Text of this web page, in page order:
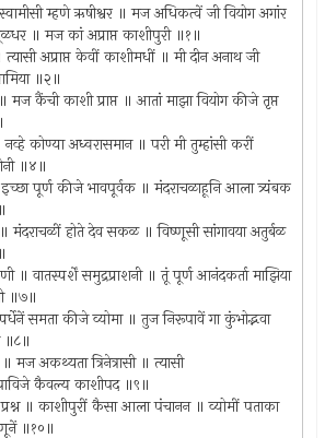
म्हणे ऋषीश्वर ॥ मज अधिकत्वें जी वियोग अगांर
॥ मज कां अप्राप्त काशीपुरी ॥१॥
त्यासी अप्राप्त केवीं काशीमधीं ॥ मी दीन अनाथ जी
॥२॥
कैंची काशी प्राप्त ॥ आतां माझा वियोग कीजे तृप्त
कोण्या अध्वरासमान ॥ परी मी तुम्हांसी करीं
॥४॥
पूर्ण कीजे भावपूर्वक ॥ मंदराचळाहूनि आला त्र्यंबक
॥ मंदराचळीं होते देव सकळ ॥ विष्णूसी सांगावया अतुर्बळ
॥ वातस्पर्शें समुद्रप्राशनी ॥ तूं पूर्ण आनंदकर्ता माझिया
॥७॥
समता कीजे व्योमा ॥ तुज निरूपावें गा कुंभोद्भवा
॥८॥
मज अकथ्यता त्रिनेत्रासी ॥ त्यासी
कैवल्य काशीपद ॥९॥
॥ काशीपुरीं कैसा आला पंचानन ॥ व्योमीं पताका
॥१०॥